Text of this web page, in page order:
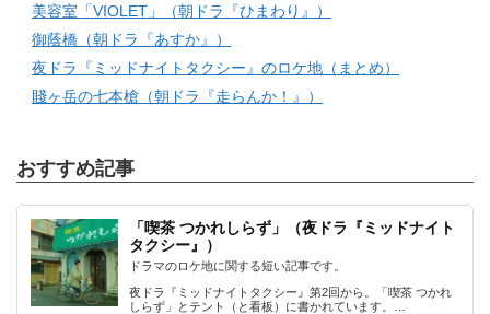
美容室「VIOLET」（朝ドラ『ひまわり』）
御蔭橋（朝ドラ『あすか』）
夜ドラ『ミッドナイトタクシー』のロケ地（まとめ）
賤ヶ岳の七本槍（朝ドラ『走らんか！』）
おすすめ記事
「喫茶 つかれしらず」（夜ドラ『ミッドナイト
タクシー』）
ドラマのロケ地に関する短い記事です。
夜ドラ『ミッドナイトタクシー』第2回から。「喫茶 つかれ
しらず」とテント（と看板）に書かれています。…